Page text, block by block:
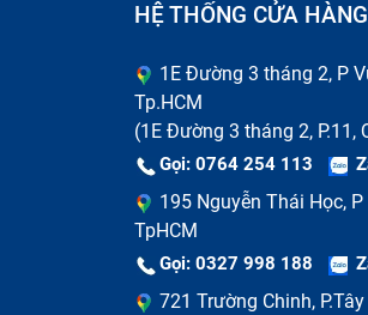
HỆ THỐNG CỬA HÀNG
1E Đường 3 tháng 2, P
Tp.HCM
(1E Đường 3 tháng 2, P.11,
Gọi: 0764 254 113
195 Nguyễn Thái Học, P
TpHCM
Gọi: 0327 998 188
721 Trường Chinh,